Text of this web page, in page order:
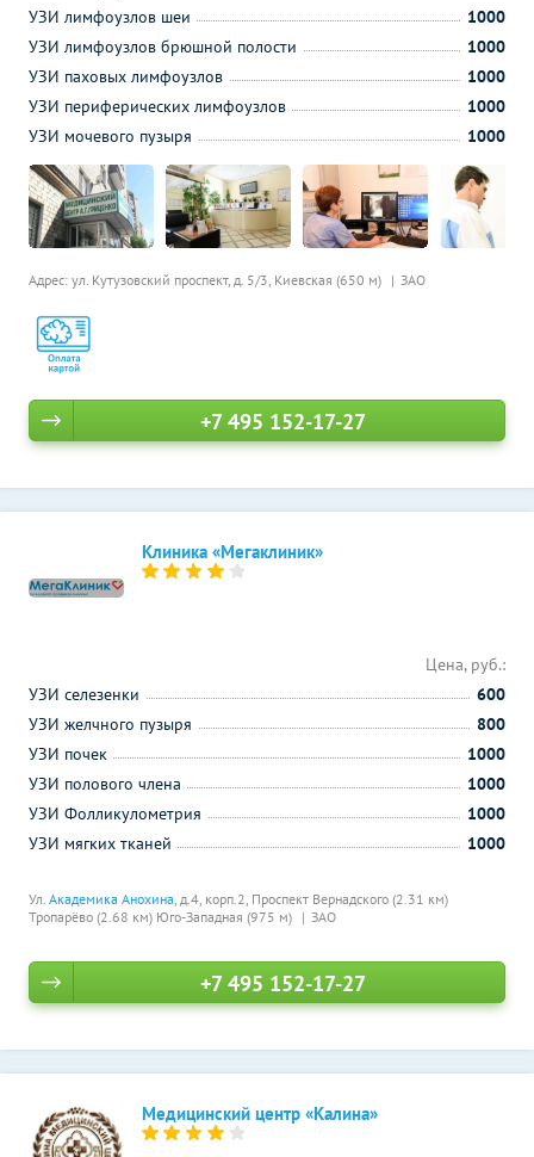
Адрес: ул. Кутузовский проспект, д. 5/3, Киевская (650 м) ЗАО
УЗИ лимфоузлов шеи
1000
УЗИ лимфоузлов брюшной полости
1000
УЗИ паховых лимфоузлов
1000
УЗИ периферических лимфоузлов
1000
УЗИ мочевого пузыря
1000
+7 495 152-17-27
Клиника «Мегаклиник»
Ул. Академика Анохина, д.4, корп.2, Проспект Вернадского (2.31 км)
Тропарёво (2.68 км) Юго-Западная (975 м) ЗАО
Цена, руб.:
УЗИ селезенки
600
УЗИ желчного пузыря
800
УЗИ почек
1000
УЗИ полового члена
1000
УЗИ Фолликулометрия
1000
УЗИ мягких тканей
1000
+7 495 152-17-27
Медицинский центр «Калина»